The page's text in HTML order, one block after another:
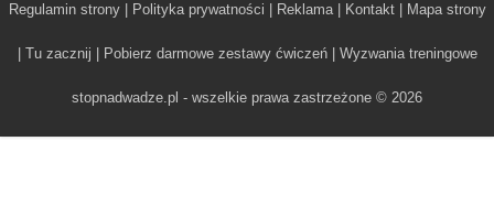
Regulamin strony| Polityka prywatności Reklama| Kontakt| Mapa strony
Tu zacznij Pobierz darmowe zestawy ćwiczeń| Wyzwania treningowe
stopnadwadze.pl - wszelkie prawa zastrzeżone © 2026